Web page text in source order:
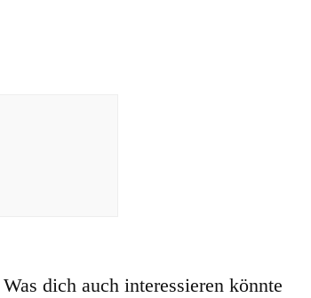
Was dich auch interessieren könnte